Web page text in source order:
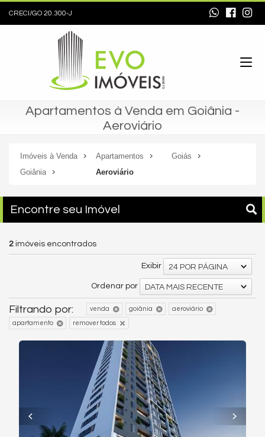
CRECI/GO 20.300-J
Apartamentos à Venda em Goiânia -
Aeroviário
Imóveis à Venda Apartamentos
Goiás
Goiânia
Aeroviário
Encontre seu Imóvel
2 imóveis encontrados
Exibir 24 POR PÁGINA
Ordenar por DATA MAIS RECENTE
Filtrando por: venda goiânia aeroviário
apartamento remover todos